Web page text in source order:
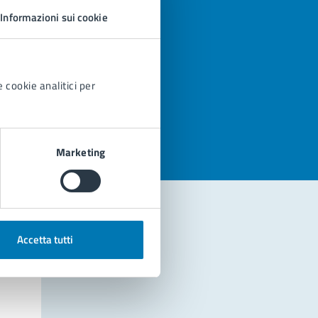
Informazioni sui cookie
cookie analitici per
Marketing
Accetta tutti